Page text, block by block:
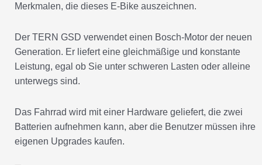
Merkmalen, die dieses E-Bike auszeichnen.
Der TERN GSD verwendet einen Bosch-Motor der neuen
Generation. Er liefert eine gleichmäßige und konstante
Leistung, egal ob Sie unter schweren Lasten oder alleine
unterwegs sind.
Das Fahrrad wird mit einer Hardware geliefert, die zwei
Batterien aufnehmen kann, aber die Benutzer müssen ihre
eigenen Upgrades kaufen.